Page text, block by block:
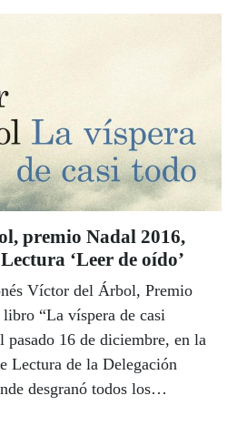
premio Nadal 2016,
‘Leer de oído’
Víctor del Árbol, Premio
“La víspera de casi
pasado 16 de diciembre, en la
Lectura de la Delegación
desgranó todos los